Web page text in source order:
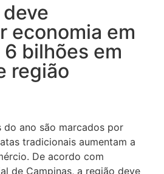
economia em
bilhões em
região
do ano são marcados por
tradicionais aumentam a
De acordo com
de Campinas, a região deve